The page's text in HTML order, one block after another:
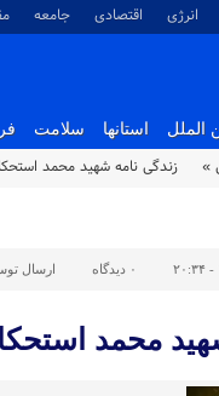
انرژی اقتصادی جامعه
الملل استانها سلامت
» زندگی نامه شهید محمد
۰ دیدگاه ارسال
محمد